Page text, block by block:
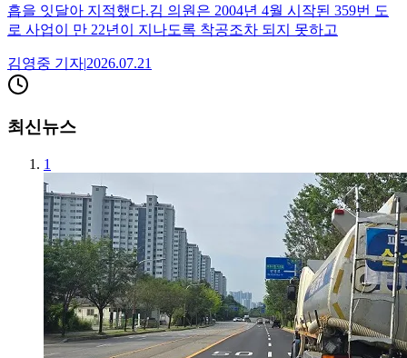
흡을 잇달아 지적했다.김 의원은 2004년 4월 시작된 359번 도
로 사업이 만 22년이 지나도록 착공조차 되지 못하고
김영중 기자|2026.07.21
최신뉴스
1